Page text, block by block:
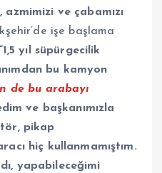
azmimizi ve çabamızı
işe başlama
“1,5 yıl süpürgecilik
bu kamyon
de bu arabayı
ve başkanımızla
pikap
hiç kullanmamıştım.
yapabileceğimi